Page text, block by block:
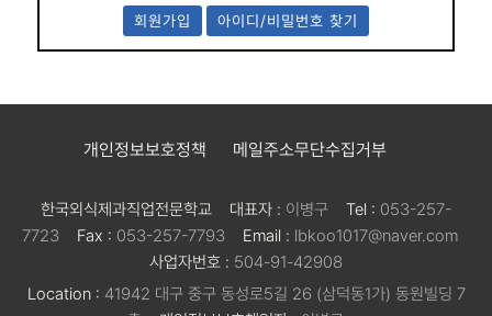
회원가입 아이디/비밀번호 찾기
개인정보보호정책 메일주소무단수집거부
한국외식제과직업전문학교 대표자 : 이병구 Tel : 053-257-
7723
Fax : 053-257-7793 Email : lbkoo1017@naver.com
사업자번호 : 504-91-42908
Location : 41942 대구 중구 동성로5길 26 (삼덕동1가) 동원빌딩 7